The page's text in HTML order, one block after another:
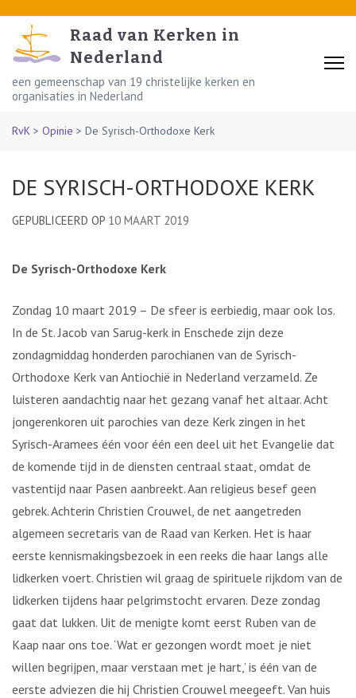
content
(Press
Enter)
Raad van Kerken in
Nederland
een gemeenschap van 19 christelijke kerken en
organisaties in Nederland
RvK > Opinie > De Syrisch-Orthodoxe Kerk
DE SYRISCH-ORTHODOXE KERK
GEPUBLICEERD OP 10 MAART 2019
De Syrisch-Orthodoxe Kerk
Zondag 10 maart 2019 – De sfeer is eerbiedig, maar ook los.
In de St. Jacob van Sarug-kerk in Enschede zijn deze
zondagmiddag honderden parochianen van de Syrisch-
Orthodoxe Kerk van Antiochië in Nederland verzameld. Ze
luisteren aandachtig naar het gezang vanaf het altaar. Acht
jongerenkoren uit parochies van deze Kerk zingen in het
Syrisch-Aramees één voor één een deel uit het Evangelie dat
de komende tijd in de diensten centraal staat, omdat de
vastentijd naar Pasen aanbreekt. Aan religieus besef geen
gebrek. Achterin Christien Crouwel, de net aangetreden
algemeen secretaris van de Raad van Kerken. Het is haar
eerste kennismakingsbezoek in een reeks die haar langs alle
lidkerken voert. Christien wil graag de spirituele rijkdom van de
lidkerken tijdens haar pelgrimstocht ervaren. Deze zondag
gaat dat lukken. Uit de menigte komt eerst Ruben van de
Kaap naar ons toe. ‘Wat er gezongen wordt moet je niet
willen begrijpen, maar verstaan met je hart,’ is één van de
eerste adviezen die hij Christien Crouwel meegeeft. Van huis